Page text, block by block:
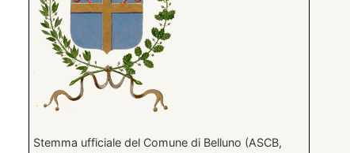
Stemma ufficiale del Comune di Belluno (ASCB,